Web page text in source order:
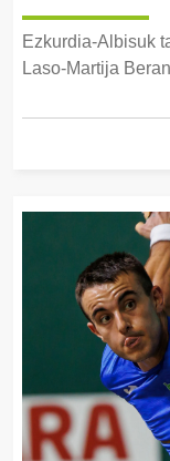
Ezkurdia-Albisuk
Laso-Martija